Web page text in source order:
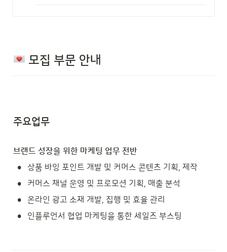
모집 부문 안내
주요업무
브랜드 성장을 위한 마케팅 업무 전반
• 상품 바잉 포인트 개발 및 커머스 콘텐츠 기획, 제작
• 커머스 채널 운영 및 프로모션 기획, 매출 분석
• 온라인 광고 소재 개발, 집행 및 효율 관리
• 인플루언서 협업 마케팅을 통한 세일즈 부스팅